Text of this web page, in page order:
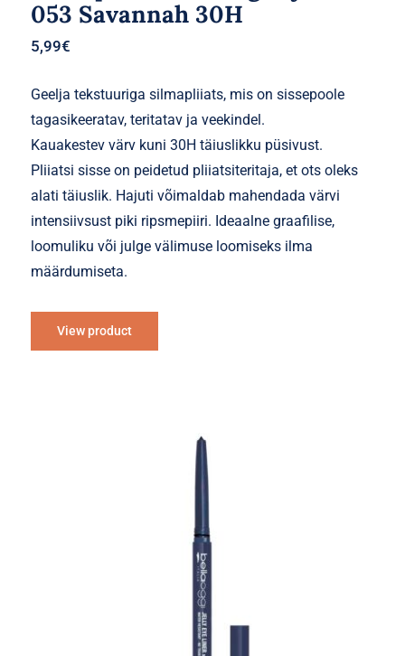
053 Savannah 30H
5,99€
Geelja tekstuuriga silmapliiats, mis on sissepoole
tagasikeeratav, teritatav ja veekindel.
Kauakestev värv kuni 30H täiuslikku püsivust.
Pliiatsi sisse on peidetud pliiatsiteritaja, et ots oleks
alati täiuslik. Hajuti võimaldab mahendada värvi
intensiivsust piki ripsmepiiri. Ideaalne graafilise,
loomuliku või julge välimuse loomiseks ilma
määrdumiseta.
View product